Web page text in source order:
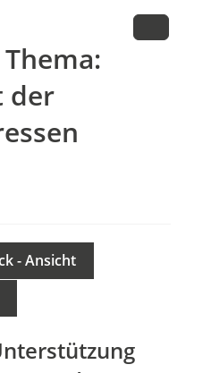
der
- Ansicht